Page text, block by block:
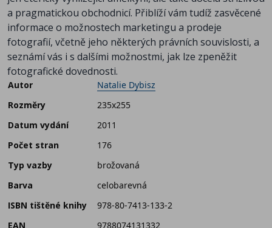
a pragmatickou obchodnicí. Přiblíží vám tudíž zasvěcené
informace o možnostech marketingu a prodeje
fotografií, včetně jeho některých právních souvislosti, a
seznámí vás i s dalšími možnostmi, jak lze zpeněžit
fotografické dovednosti.
Autor
Natalie Dybisz
Rozměry
235x255
Datum vydání
2011
Počet stran
176
Typ vazby
brožovaná
Barva
celobarevná
ISBN tištěné knihy
978-80-7413-133-2
EAN
9788074131332